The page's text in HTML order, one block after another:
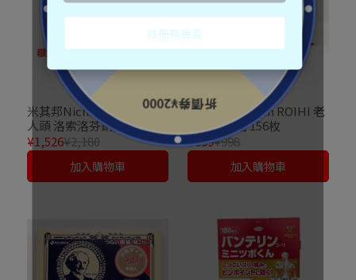
米其邦Nichiban ROIHI 老
人頭 洛索洛芬鈉溫感止痛
貼 大尺寸7枚
¥1,526¥2,180
加入購物車
米其邦Nichiban ROIHI 老
人頭穴位貼 156枚
¥699¥998
加入購物車